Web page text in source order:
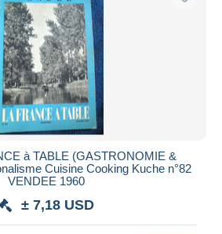
à TABLE (GASTRONOMIE &
Cuisine Cooking Kuche n°82
VENDEE 1960
± 7,18 USD